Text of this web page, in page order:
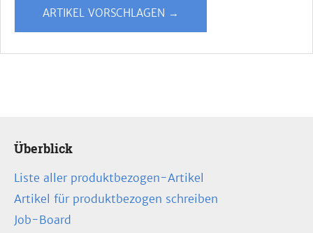
ARTIKEL VORSCHLAGEN →
Überblick
Liste aller produktbezogen-Artikel
Artikel für produktbezogen schreiben
Job-Board